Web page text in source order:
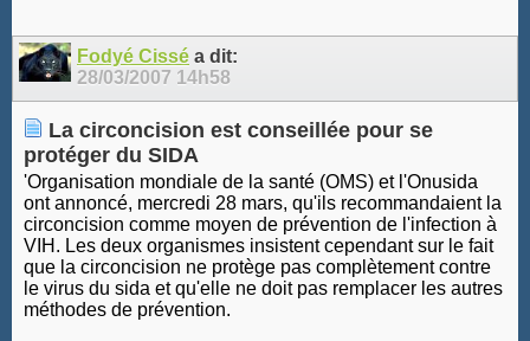
Fodyé Cissé a dit:
28/03/2007 14h58
La circoncision est conseillée pour se
protéger du SIDA
'Organisation mondiale de la santé (OMS) et l'Onusida
ont annoncé, mercredi 28 mars, qu'ils recommandaient la
circoncision comme moyen de prévention de l'infection à
VIH. Les deux organismes insistent cependant sur le fait
que la circoncision ne protège pas complètement contre
le virus du sida et qu'elle ne doit pas remplacer les autres
méthodes de prévention.